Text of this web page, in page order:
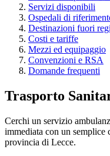
Servizi disponibili
Ospedali di
Destinazioni fuori
Costi e tariffe
Mezzi ed equipaggio
Convenzioni e RSA
Domande frequenti
Trasporto
Cerchi un servizio
immediata con un semplice
provincia di Lecce.